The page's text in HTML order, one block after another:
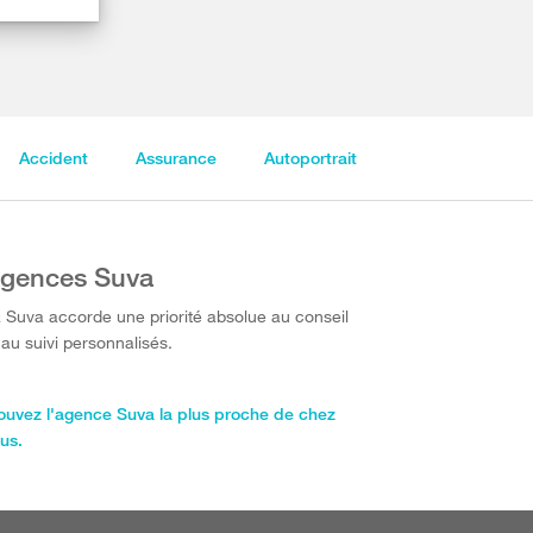
Accident Assurance Autoportrait
Suva
Suva accorde une priorité absolue au conseil
suivi personnalisés.
l'agence Suva la plus proche de chez